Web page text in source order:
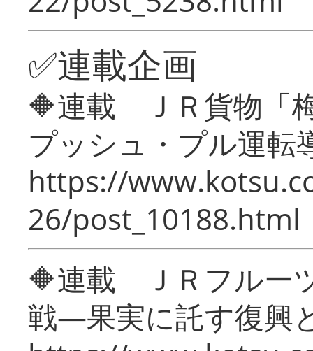
✅連載企画
🔶連載 ＪＲ貨物「
プッシュ・プル運転
https://
26/post_10188.html
🔶連載 ＪＲフルー
戦―果実に託す復興